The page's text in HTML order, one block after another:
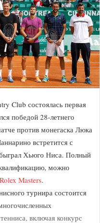
Club состоялась первая
победой 28-летнего
против монегаска Люка
встретится с
Хьюго Ниса. Полный
можно
Masters.
турнира состоится
включая конкурс